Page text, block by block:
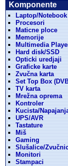
Komponente
Laptop/Notebook
Procesori
Maticne ploce
Memorije
Multimedia
Hard disk/SSD
Opticki uredjaji
Graficke karte
Zvučna karta
Set Top Box
TV karta
Mrežna oprema
Kontroler
Kucista/
UPS/AVR
Tastature
Miš
Gaming
Slušalice/
Monitori
Stampaci